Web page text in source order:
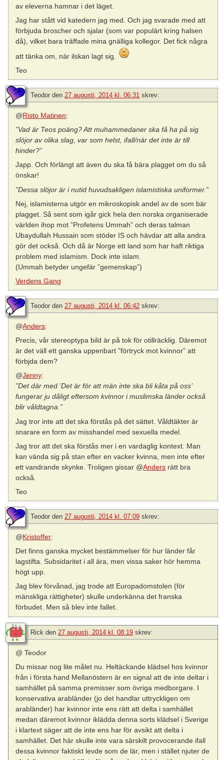
av eleverna hamnar i det läget.
Jag har stått vid katedern jag med. Och jag svarade med att
förbjuda broscher och sjalar (som var populärt kring halsen
då), vilket bara träffade mina gnälliga kollegor. Det fick några
att tänka om, när ilskan lagt sig.
Teo
Teodor den 27 augusti, 2014 kl. 06:31 skrev:
@Risto Matinen:
”Vad är Teos poäng? Att muhammedaner ska få ha på sig
slöjor av olika slag, var som helst, ifall/när det inte är till
hinder?”
Japp. Och förlängt att även du ska få bära plagget om du så
önskar!
”Dessa slöjor är i nutid huvudsakligen islamistiska uniformer.”
Nej, islamisterna utgör en mikroskopisk andel av de som bär
plagget. Så sent som igår gick hela den norska organiserade
världen ihop mot ”Profetens Ummah” och deras talman
Ubaydullah Hussain som stöder IS och hävdar att alla andra
gör det också. Och då är Norge ett land som har haft riktiga
problem med islamism. Dock inte islam.
(Ummah betyder ungefär ”gemenskap”)
Verdens Gang
Teodor den 27 augusti, 2014 kl. 06:42 skrev:
@Anders:
Precis, vår stereoptypa bild är på tok för otillräcklig. Däremot
är det väll ett ganska uppenbart ”förtryck mot kvinnor” att
förbjda dem?
@Jenny:
”Det där med ’Det är för att män inte ska bli kåta på oss’
fungerar ju dåligt eftersom kvinnor i muslimska länder också
blir våldtagna.”
Jag tror inte att det ska förstås på det sättet. Våldtäkter är
snarare en form av misshandel med sexuella medel.
Jag tror att det ska förstås mer i en vardaglig kontext. Man
kan vända sig på stan efter en vacker kvinna, men inte efter
ett vandrande skynke. Troligen gissar @Anders rätt bra
också.
Teo
Teodor den 27 augusti, 2014 kl. 07:09 skrev:
@Kristoffer:
Det finns ganska mycket bestämmelser för hur länder får
lagstifta. Subsidaritet i all ära, men vissa saker hör hemma
högt upp.
Jag blev förvånad, jag trode att Europadomstolen (för
mänskliga rättigheter) skulle underkänna det franska
förbudet. Men så blev inte fallet.
Rick den 27 augusti, 2014 kl. 08:19 skrev:
@ Teodor
Du missar nog lite målet nu. Heltäckande klädsel hos kvinnor
från i första hand Mellanöstern är en signal att de inte deltar i
samhället på samma premisser som övriga medborgare. I
konservativa arabländer (jo det handlar uttryckligen om
arabländer) har kvinnor inte ens rätt att delta i samhället
medan däremot kvinnor iklädda denna sorts klädsel i Sverige
i klartext säger att de inte ens har för avsikt att delta i
samhället. Det här skulle inte vara särskilt provocerande ifall
dessa kvinnor faktiskt levde som de lär, men i stället njuter de